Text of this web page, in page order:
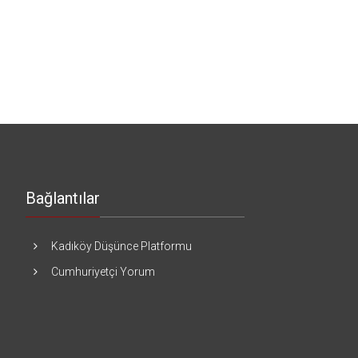
Bağlantılar
Kadıköy Düşünce Platformu
Cumhuriyetçi Yorum